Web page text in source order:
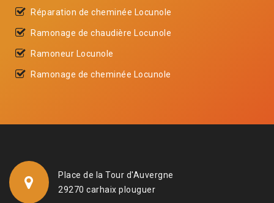
Réparation de cheminée Locunole
Ramonage de chaudière Locunole
Ramoneur Locunole
Ramonage de cheminée Locunole
Place de la Tour d'Auvergne
29270 carhaix plouguer